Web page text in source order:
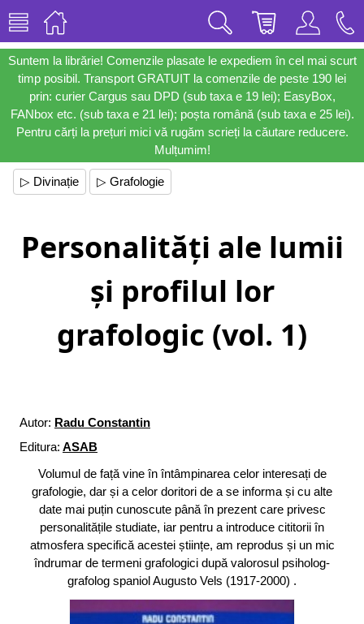
Suntem la librărie! Comenzile plasate le expediem în cel mai scurt
timp posibil. Transport GRATUIT la comenzile de peste 190 lei
prin: curier Cargus sau DPD (sub taxa e 19 lei); EasyBox,
FANbox etc. (sub taxa e 21 lei); poșta română (sub taxa e 25 lei).
Pentru cărți la prețuri mici vă rugăm scrieți la căutare reducere.
Mulțumim!
▷ Divinație ▷ Grafologie
Personalități ale lumii
și profilul lor
grafologic (vol. 1)
Autor: Radu Constantin
Editura: ASAB
Volumul de față vine în întâmpinarea celor interesați de
grafologie, dar și a celor doritori de a se informa și cu alte
date mai puțin cunoscute până în prezent care privesc
personalitățile studiate, iar pentru a introduce cititorii în
atmosfera specifică acestei științe, am reprodus și un mic
îndrumar de termeni grafologici după valorosul psiholog-
grafolog spaniol Augusto Vels (1917-2000) .